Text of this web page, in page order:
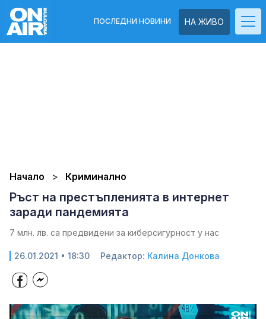
НА ЖИВО
ПОСЛЕДНИ НОВИНИ
Начало Криминално
Ръст на престъпленията в интернет
заради пандемията
7 млн. лв. са предвидени за киберсигурност у нас
26.01.2021 • 18:30 Редактор: Калина Донкова